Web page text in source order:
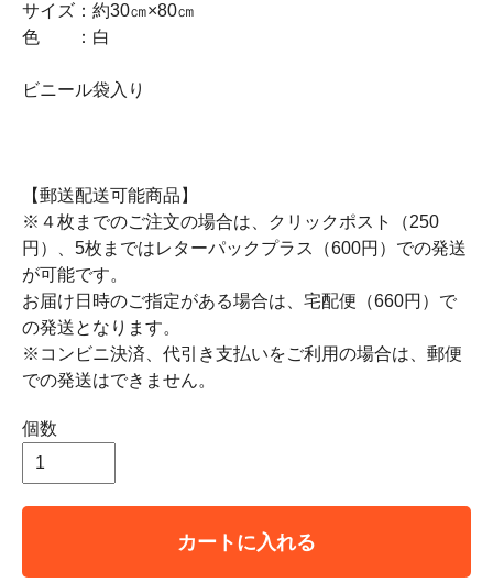
サイズ：約30㎝×80㎝
色 ：白
ビニール袋入り
【郵送配送可能商品】
※４枚までのご注文の場合は、クリックポスト（250
円）、5枚まではレターパックプラス（600円）での発送
が可能です。
お届け日時のご指定がある場合は、宅配便（660円）で
の発送となります。
※コンビニ決済、代引き支払いをご利用の場合は、郵便
での発送はできません。
個数
カートに入れる